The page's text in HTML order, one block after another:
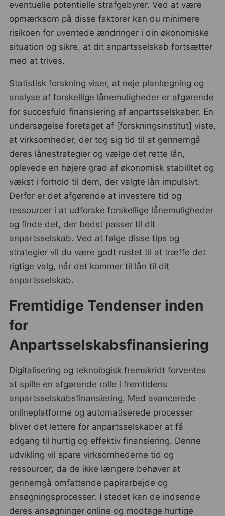
eventuelle potentielle strafgebyrer. Ved at være
opmærksom på disse faktorer kan du minimere
risikoen for uventede ændringer i din økonomiske
situation og sikre, at dit anpartsselskab fortsætter
med at trives.
Statistisk forskning viser, at nøje planlægning og
analyse af forskellige lånemuligheder er afgørende
for succesfuld finansiering af anpartsselskaber. En
undersøgelse foretaget af [forskningsinstitut] viste,
at virksomheder, der tog sig tid til at gennemgå
deres lånestrategier og vælge det rette lån,
oplevede en højere grad af økonomisk stabilitet og
vækst i forhold til dem, der valgte lån impulsivt.
Derfor er det afgørende at investere tid og
ressourcer i at udforske forskellige lånemuligheder
og finde det, der bedst passer til dit
anpartsselskab. Ved at følge disse tips og
strategier vil du være godt rustet til at træffe det
rigtige valg, når det kommer til lån til dit
anpartsselskab.
Fremtidige Tendenser inden
for
Anpartsselskabsfinansiering
Digitalisering og teknologisk fremskridt forventes
at spille en afgørende rolle i fremtidens
anpartsselskabsfinansiering. Med avancerede
onlineplatforme og automatiserede processer
bliver det lettere for anpartsselskaber at få
adgang til hurtig og effektiv finansiering. Denne
udvikling vil spare virksomhederne tid og
ressourcer, da de ikke længere behøver at
gennemgå omfattende papirarbejde og
ansøgningsprocesser. I stedet kan de indsende
deres ansøgninger online og modtage hurtige